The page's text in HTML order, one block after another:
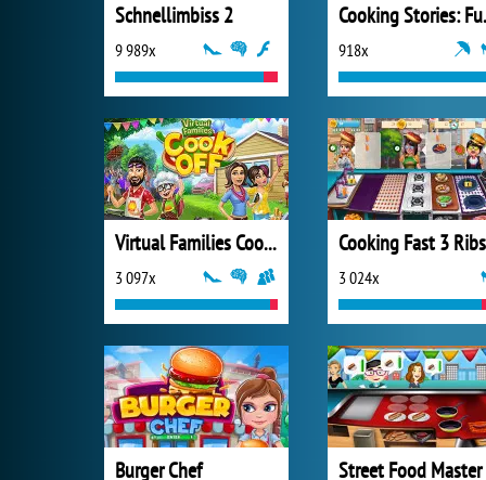
Schnellimbiss 2
9 989x 918x
Virtual Families Cook Off
3 097x 3 024x
Burger Chef